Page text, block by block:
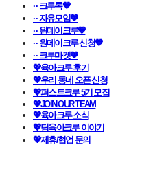
· · 크루톡🧡
· · 자유모임🧡
· · 원데이크루🧡
· · 원데이크루 신청🧡
· · 크루마켓🧡
💖육아크루 후기
💖우리 동네 오픈 신청
💖퍼스트크루 5기 모집
💖JOIN OUR TEAM
💖육아크루 소식
💖팀육아크루 이야기
💖제휴/협업 문의